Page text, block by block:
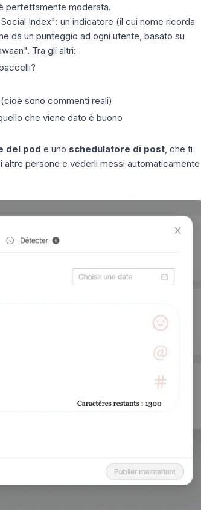
perfettamente moderata.
Index": un indicatore (il cui nome ricorda
dà un punteggio ad ogni utente, basato su
Tra gli altri:
sono commenti reali)
che viene dato è buono
del pod e uno schedulatore di post, che ti
persone e vederli messi automaticamente